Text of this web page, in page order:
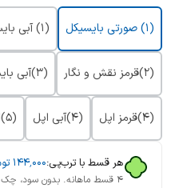
(۱) صورتی بایسیکل (۱) آبی بایسیکل
(۲)قرمز نقش و نگار (۳)آبی بایسیکل
(۴)قرمز اپل (۴)آبی اپل (۵)ابی عقاب
هر قسط با ترب‌پی:۱۴۴٬۰۰۰
۴ قسط ماهانه. بدون سود، چک و ضامن.